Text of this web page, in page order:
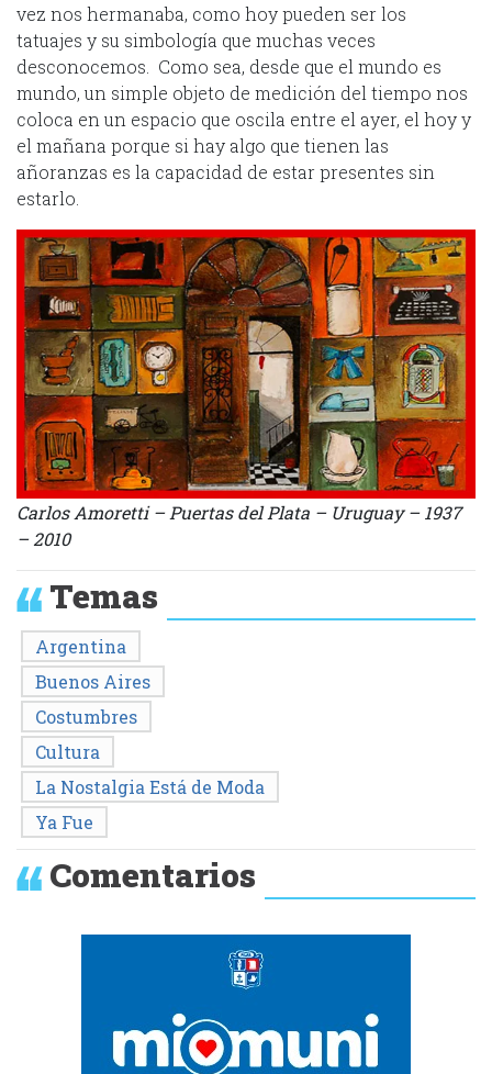
vez nos hermanaba, como hoy pueden ser los
tatuajes y su simbología que muchas veces
desconocemos. Como sea, desde que el mundo es
mundo, un simple objeto de medición del tiempo nos
coloca en un espacio que oscila entre el ayer, el hoy y
el mañana porque si hay algo que tienen las
añoranzas es la capacidad de estar presentes sin
estarlo.
Carlos Amoretti – Puertas del Plata – Uruguay – 1937
– 2010
Temas
Argentina
Buenos Aires
Costumbres
Cultura
La Nostalgia Está de Moda
Ya Fue
Comentarios